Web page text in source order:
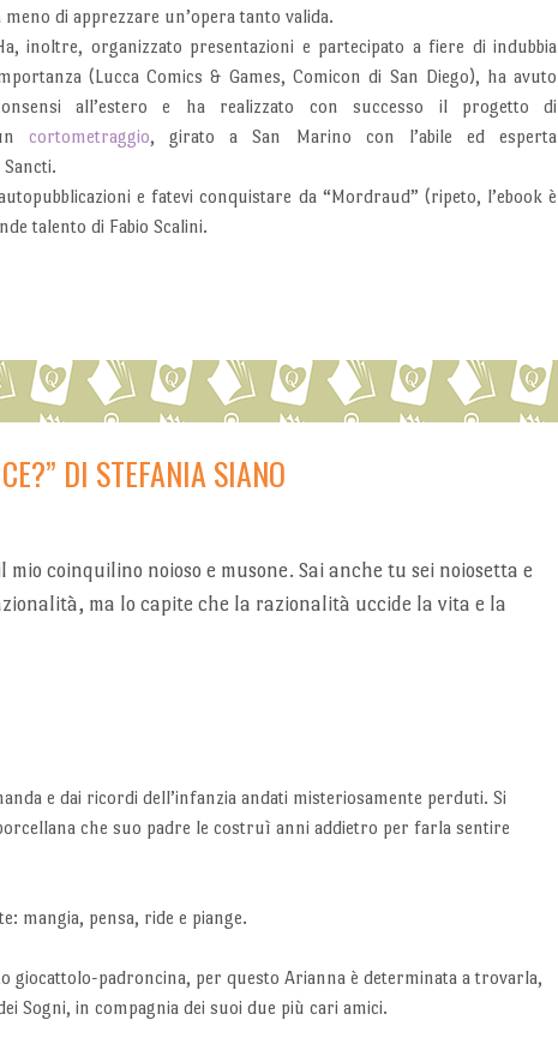
meno di apprezzare un’opera tanto valida.
inoltre, organizzato presentazioni e partecipato a fiere di indubbia
(Lucca Comics & Games, Comicon di San Diego), ha avuto
all’estero e ha realizzato con successo il progetto di
cortometraggio, girato a San Marino con l’abile ed esperta
e fatevi conquistare da “Mordraud” (ripeto, l’ebook è
talento di Fabio Scalini.
DI STEFANIA SIANO
mio coinquilino noioso e musone. Sai anche tu sei noiosetta e
ma lo capite che la razionalità uccide la vita e la
e dai ricordi dell’infanzia andati misteriosamente perduti. Si
che suo padre le costruì anni addietro per farla sentire
mangia, pensa, ride e piange.
giocattolo-padroncina, per questo Arianna è determinata a trovarla,
Sogni, in compagnia dei suoi due più cari amici.